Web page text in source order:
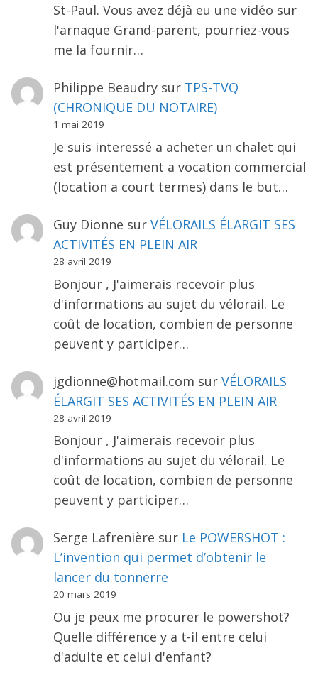
St-Paul. Vous avez déjà eu une vidéo sur
l'arnaque Grand-parent, pourriez-vous
me la fournir…
Philippe Beaudrysur TPS-TVQ
(CHRONIQUE DU NOTAIRE)
1 mai 2019
Je suis interessé a acheter un chalet qui
est présentement a vocation commercial
(location a court termes) dans le but…
Guy Dionne sur VÉLORAILS ÉLARGIT SES
ACTIVITÉS EN PLEIN AIR
28 avril 2019
Bonjour , J'aimerais recevoir plus
d'informations au sujet du vélorail. Le
coût de location, combien de personne
peuvent y participer…
jgdionne@hotmail.com sur VÉLORAILS
ÉLARGIT SES ACTIVITÉS EN PLEIN AIR
28 avril 2019
Bonjour , J'aimerais recevoir plus
d'informations au sujet du vélorail. Le
coût de location, combien de personne
peuvent y participer…
Serge Lafrenière sur Le POWERSHOT :
L’invention qui permet d’obtenir le
lancer du tonnerre
20 mars 2019
Ou je peux me procurer le powershot?
Quelle différence y a t-il entre celui
d'adulte et celui d'enfant?